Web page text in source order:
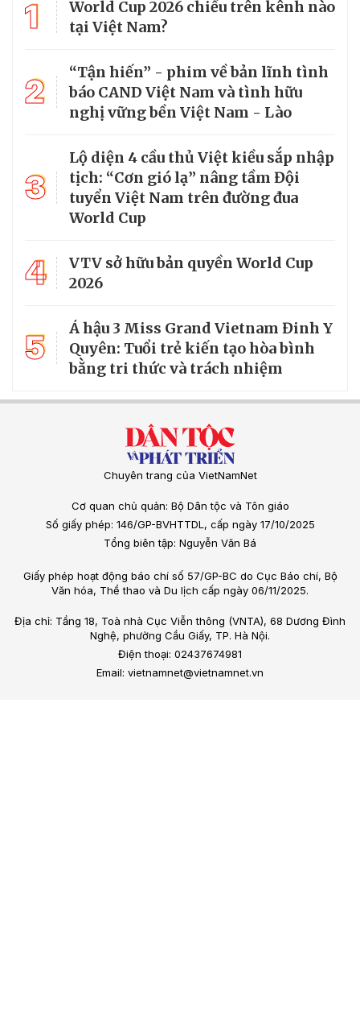
1
World Cup 2026 chiếu trên kênh nào
tại Việt Nam?
2
“Tận hiến” - phim về bản lĩnh tình
báo CAND Việt Nam và tình hữu
nghị vững bền Việt Nam - Lào
3
Lộ diện 4 cầu thủ Việt kiều sắp nhập
tịch: “Cơn gió lạ” nâng tầm Đội
tuyển Việt Nam trên đường đua
World Cup
4
VTV sở hữu bản quyền World Cup
2026
5
Á hậu 3 Miss Grand Vietnam Đinh Y
Quyên: Tuổi trẻ kiến tạo hòa bình
bằng tri thức và trách nhiệm
Chuyên trang của VietNamNet
Cơ quan chủ quản: Bộ Dân tộc và Tôn giáo
Số giấy phép: 146/GP-BVHTTDL, cấp ngày 17/10/2025
Tổng biên tập: Nguyễn Văn Bá
Giấy phép hoạt động báo chí số 57/GP-BC do Cục Báo chí, Bộ
Văn hóa, Thể thao và Du lịch cấp ngày 06/11/2025.
Địa chỉ: Tầng 18, Toà nhà Cục Viễn thông (VNTA), 68 Dương Đình
Nghệ, phường Cầu Giấy, TP. Hà Nội.
Điện thoại: 02437674981
Email: vietnamnet@vietnamnet.vn